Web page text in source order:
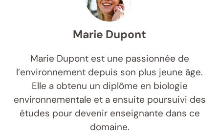
Marie Dupont
Marie Dupont est une passionnée de
l’environnement depuis son plus jeune âge.
Elle a obtenu un diplôme en biologie
environnementale et a ensuite poursuivi des
études pour devenir enseignante dans ce
domaine.